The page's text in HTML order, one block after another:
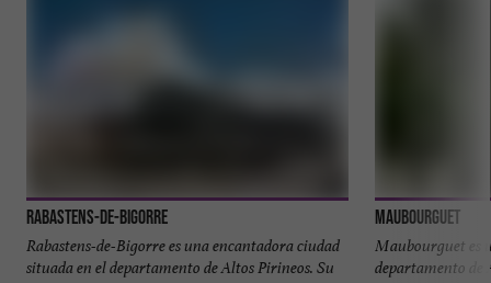
Rabastens-de-Bigorre
Rabastens-de-Bigorre es una encantadora ciudad
situada en el departamento de Altos Pirineos. Su
Maubourguet
Maubourguet es
departamento de